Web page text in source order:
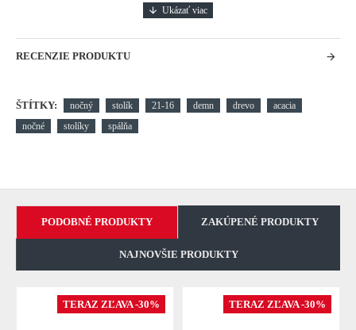
RECENZIE PRODUKTU
ŠTÍTKY: nočný stolík 21-16 demn drevo
acacia
nočné
stolíky spálňa
PODOBNÉ PRODUKTY ZAKÚPENÉ PRODUKTY
NAJNOVŠIE PRODUKTY
TERAZ ZĽAVA -30% TERAZ ZĽAVA -30%